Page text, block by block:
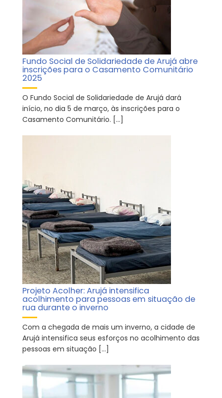
Fundo Social de Solidariedade de Arujá abre
inscrições para o Casamento Comunitário
2025
O Fundo Social de Solidariedade de Arujá dará
início, no dia 5 de março, às inscrições para o
Casamento Comunitário. […]
Projeto Acolher: Arujá intensifica
acolhimento para pessoas em situação de
rua durante o inverno
Com a chegada de mais um inverno, a cidade de
Arujá intensifica seus esforços no acolhimento das
pessoas em situação […]